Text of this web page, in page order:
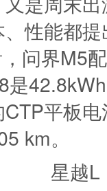
性能都
问界M5
是
平板
km。